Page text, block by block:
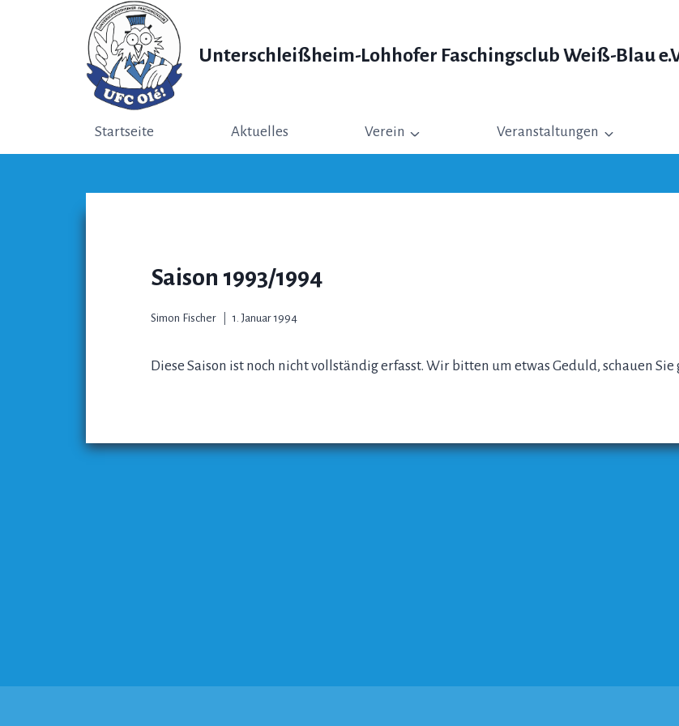
Unterschleißheim-Lohhofer Faschingsclub Weiß-Blau
Startseite Aktuelles Verein Veranstaltungen
Saison 1993/1994
Simon Fischer 1. Januar 1994
Diese Saison ist noch nicht vollständig erfasst. Wir bitten um etwas Geduld, schauen